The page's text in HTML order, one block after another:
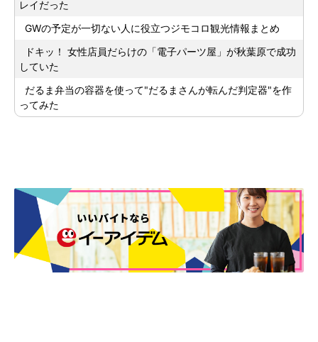
レイだった
GWの予定が一切ない人に役立つジモコロ観光情報まとめ
ドキッ！ 女性店員だらけの「電子パーツ屋」が秋葉原で成功
していた
だるま弁当の容器を使って"だるまさんが転んだ判定器"を作
ってみた